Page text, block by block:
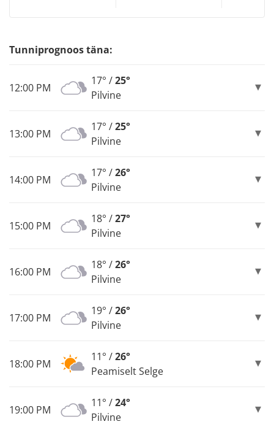
Tunniprognoos täna:
12:00 PM
17° /25°
Pilvine
13:00 PM
17° /25°
Pilvine
14:00 PM
17° /26°
Pilvine
15:00 PM
18° /27°
Pilvine
16:00 PM
18° /26°
Pilvine
17:00 PM
19° /26°
Pilvine
18:00 PM
11° /26°
Peamiselt Selge
19:00 PM
11° /24°
Pilvine